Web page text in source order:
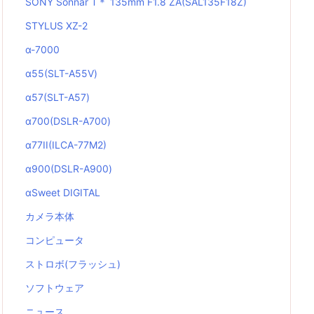
STYLUS XZ-2
α-7000
α55(SLT-A55V)
α57(SLT-A57)
α700(DSLR-A700)
α77II(ILCA-77M2)
α900(DSLR-A900)
αSweet DIGITAL
カメラ本体
コンピュータ
ストロボ(フラッシュ)
ソフトウェア
ニュース